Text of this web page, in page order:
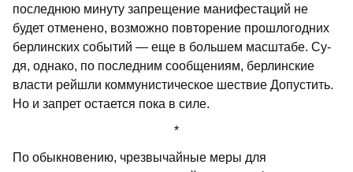
последнюю минуту запрещение манифестаций не
будет отменено, возмож­но повторение прошлогодних
берлинских событий — еще в большем масштабе. Су­
дя, однако, по последним сообщениям, берлинские
власти рейшли коммунисти­ческое шествие Допустить.
Но и запрет остается пока в силе.
*
По обыкновению, чрезвычайные меры для